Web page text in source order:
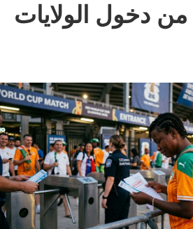
دخول الولايات